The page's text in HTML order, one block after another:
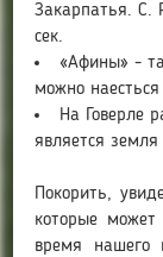
Закарпатья. С.
сек.
«Афины» -
можно
На Говерле
является земля
Покорить,
которые может
время нашего